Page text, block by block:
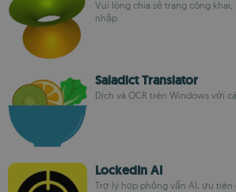
Vui lòng chia sẻ trang công
nhập
Saladict Translator
Dịch và OCR trên Windows với
LockedIn AI
Trợ lý họp phỏng vấn AI, ưu